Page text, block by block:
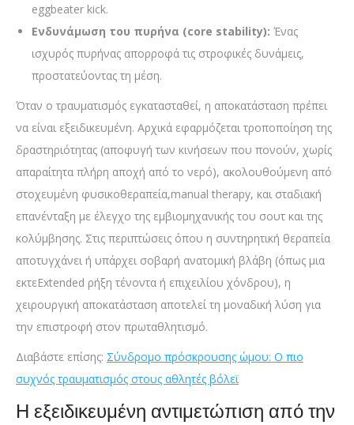
eggbeater kick.
Ενδυνάμωση του πυρήνα (core stability): Ένας
ισχυρός πυρήνας απορροφά τις στροφικές δυνάμεις,
προστατεύοντας τη μέση.
Όταν ο τραυματισμός εγκατασταθεί, η αποκατάσταση πρέπει
να είναι εξειδικευμένη. Αρχικά εφαρμόζεται τροποποίηση της
δραστηριότητας (αποφυγή των κινήσεων που πονούν, χωρίς
απαραίτητα πλήρη αποχή από το νερό), ακολουθούμενη από
στοχευμένη φυσικοθεραπεία,manual therapy, και σταδιακή
επανένταξη με έλεγχο της εμβιομηχανικής του σουτ και της
κολύμβησης. Στις περιπτώσεις όπου η συντηρητική θεραπεία
αποτυγχάνει ή υπάρχει σοβαρή ανατομική βλάβη (όπως μια
εκτεExtended ρήξη τένοντα ή επιχειλίου χόνδρου), η
χειρουργική αποκατάσταση αποτελεί τη μοναδική λύση για
την επιστροφή στον πρωταθλητισμό.
Διαβάστε επίσης: Σύνδρομο πρόσκρουσης ώμου: Ο πιο
συχνός τραυματισμός στους αθλητές βόλεϊ
Η εξειδικευμένη αντιμετώπιση από την